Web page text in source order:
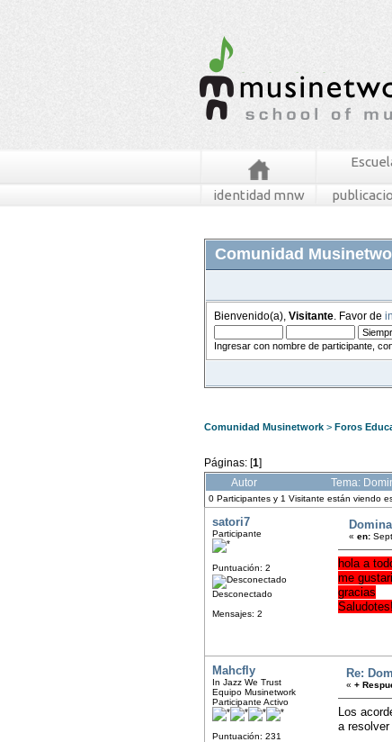
identidad mnw
Comunidad
Bienvenido(a), Visitante . Favor de
Ingresar con nombre de participante,
Comunidad Musinetwork > Foros
Páginas: [1]
Autor Tema:
0 Participantes y 1 Visitante están viendo
satori7
Participante
Puntuación: 2
Desconectado
Mensajes: 2
« en:
hola a
me
gracias
Mahcfly
In Jazz We Trust
Equipo Musinetwork
Participante Activo
Puntuación: 231
Re:
« +
Los
a